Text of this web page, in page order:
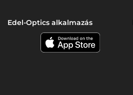
Edel-Optics alkalmazás